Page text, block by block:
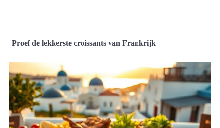
Proef de lekkerste croissants van Frankrijk